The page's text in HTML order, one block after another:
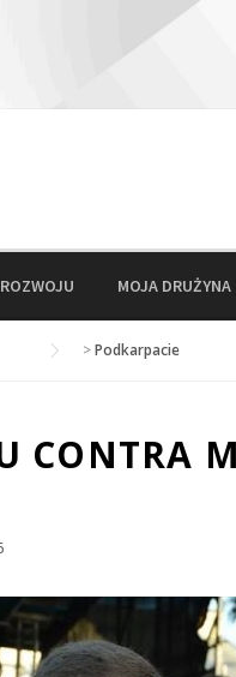
MOJA DRUŻYNA
>Podkarpacie
CONTRA